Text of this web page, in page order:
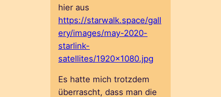
hier aus
https://starwalk.space/gall
ery/images/may-2020-
starlink-
satellites/1920×1080.jpg
Es hatte mich trotzdem
überrascht, dass man die